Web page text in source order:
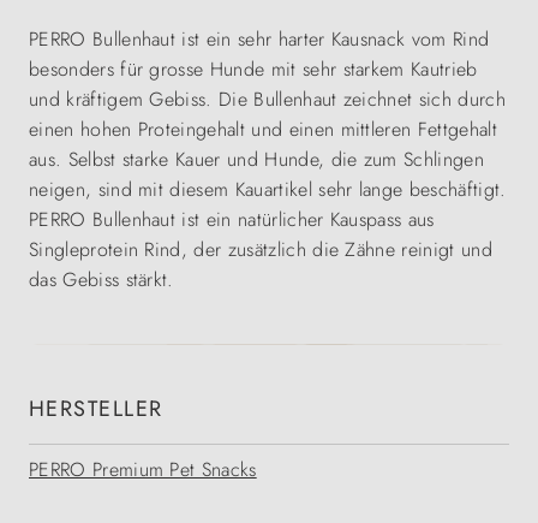
PERRO Bullenhaut ist ein sehr harter Kausnack vom Rind
besonders für grosse Hunde mit sehr starkem Kautrieb
und kräftigem Gebiss. Die Bullenhaut zeichnet sich durch
einen hohen Proteingehalt und einen mittleren Fettgehalt
aus. Selbst starke Kauer und Hunde, die zum Schlingen
neigen, sind mit diesem Kauartikel sehr lange beschäftigt.
PERRO Bullenhaut ist ein natürlicher Kauspass aus
Singleprotein Rind, der zusätzlich die Zähne reinigt und
das Gebiss stärkt.
HERSTELLER
PERRO Premium Pet Snacks